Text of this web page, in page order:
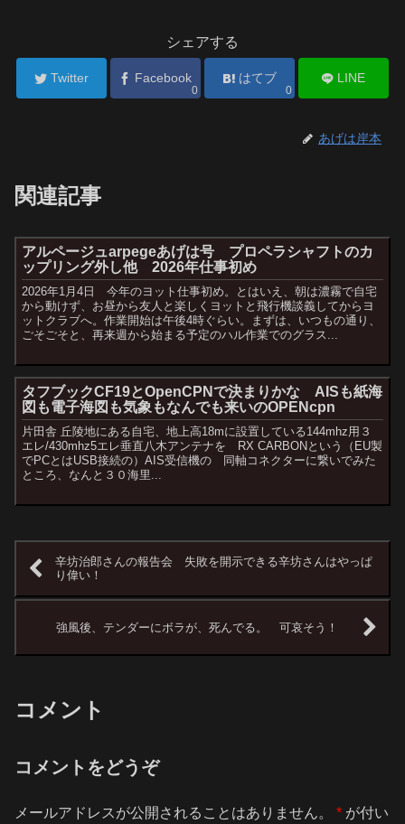
シェアする
Twitter Facebook
0
はてブ
0
LINE
あげは岸本
関連記事
アルページュarpegeあげは号 プロペラシャフトのカ
ップリング外し他 2026年仕事初め
2026年1月4日 今年のヨット仕事初め。とはいえ、朝は濃霧で自宅
から動けず、お昼から友人と楽しくヨットと飛行機談義してからヨ
ットクラブへ。作業開始は午後4時ぐらい。まずは、いつもの通り、
ごそごそと、再来週から始まる予定のハル作業でのグラス...
タフブックCF19とOpenCPNで決まりかな AISも紙海
図も電子海図も気象もなんでも来いのOPENcpn
片田舎 丘陵地にある自宅、地上高18mに設置している144mhz用３
エレ/430mhz5エレ垂直八木アンテナを RX CARBONという（EU製
でPCとはUSB接続の）AIS受信機の 同軸コネクターに繋いでみた
ところ、なんと３０海里...
辛坊治郎さんの報告会 失敗を開示できる辛坊さんはやっぱ
り偉い！
強風後、テンダーにボラが、死んでる。 可哀そう！
コメント
コメントをどうぞ
メールアドレスが公開されることはありません。 * が付い